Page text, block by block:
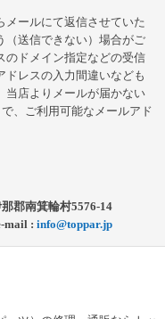
メールにて返信させていた
（送信できない）場合がご
のドメイン指定などの受信
レスの入力間違いなども
当店よりメールが届かない
で、ご利用可能なメールアド
那郡南箕輪村5576-14
mail : info@toppar.jp